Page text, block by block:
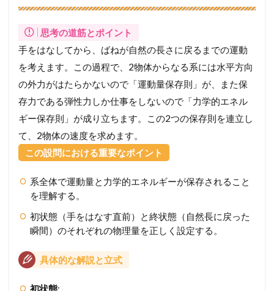
思考の道筋とポイント
手をはなしてから、ばねが自然の長さに戻るまでの運動
を考えます。この過程で、2物体からなる系には水平方向
の外力がはたらかないので「運動量保存則」が、また保
存力である弾性力しか仕事をしないので「力学的エネル
ギー保存則」が成り立ちます。この2つの保存則を連立し
て、2物体の速度を求めます。
この設問における重要なポイント
系全体で運動量と力学的エネルギーが保存されること
を理解する。
初状態（手をはなす直前）と終状態（自然長に戻った
瞬間）のそれぞれの物理量を正しく設定する。
具体的な解説と立式
初状態: